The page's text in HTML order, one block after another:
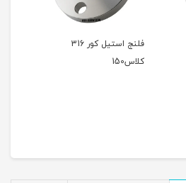
فلنج استیل کور 316
کلاس150